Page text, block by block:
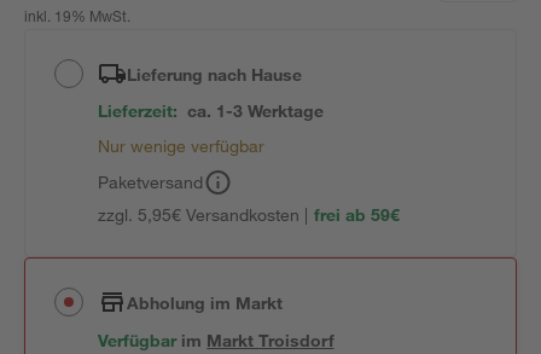
inkl. 19% MwSt.
Lieferung nach Hause
Lieferzeit: ca. 1-3 Werktage
Nur wenige verfügbar
Paketversand
zzgl. 5,95€ Versandkosten | frei ab 59€
Abholung im Markt
Verfügbar im MarktTroisdorf